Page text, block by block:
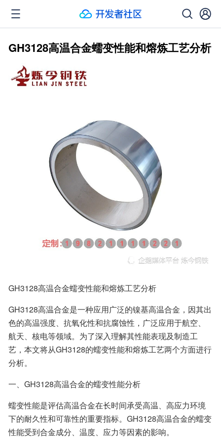
GH3128高温合金蠕变性能和熔炼工艺分析
GH3128高温合金蠕变性能和熔炼工艺分析
GH3128高温合金是一种应用广泛的镍基高温合金，因其出
色的高温强度、抗氧化性和抗腐蚀性，广泛应用于航空、
航天、核电等领域。为了深入理解其性能表现及制造工
艺，本文将从GH3128的蠕变性能和熔炼工艺两个方面进行
分析。
一、GH3128高温合金的蠕变性能分析
蠕变性能是评估高温合金在长时间承受高温、高应力环境
下的耐久性和可靠性的重要指标。GH3128高温合金的蠕变
性能受到合金成分、温度、应力等因素的影响。